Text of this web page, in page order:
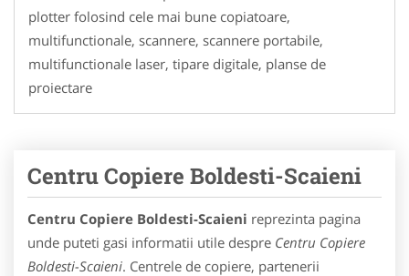
plotter folosind cele mai bune copiatoare,
multifunctionale, scannere, scannere portabile,
multifunctionale laser, tipare digitale, planse de
proiectare
Centru Copiere Boldesti-Scaieni
Centru Copiere Boldesti-Scaieni reprezinta pagina
unde puteti gasi informatii utile despre Centru Copiere
Boldesti-Scaieni. Centrele de copiere, partenerii